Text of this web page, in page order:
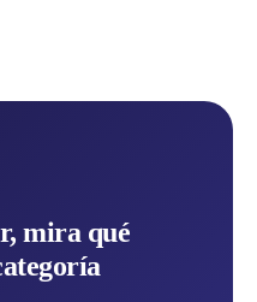
mira qué